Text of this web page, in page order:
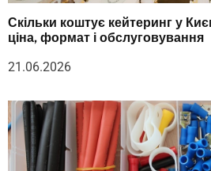
Скільки коштує кейтеринг у
ціна, формат і обслуговування
21.06.2026